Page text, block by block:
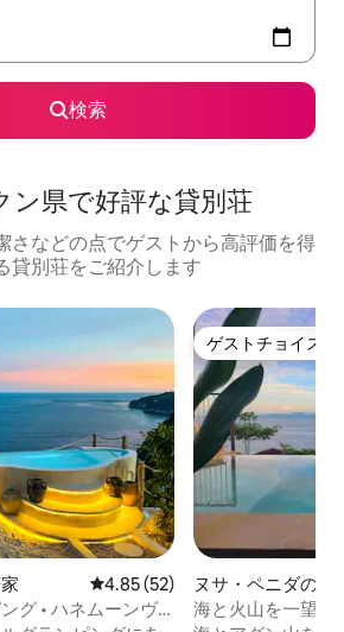
検索
ン県で好評な貸別荘
さなどの点でゲストから高評価を得
貸別荘をご紹介します
レビュー52件、5つ星中4.85つ
4.85 (52)
グ • ハネムーンヴ
ゲストチョイス
ゲストチョイス
ヌサ・ペニダの一
海と火山を一望で